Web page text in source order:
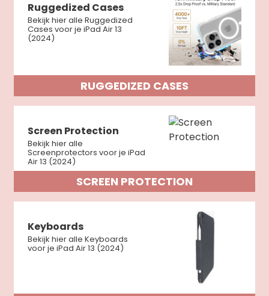
Ruggedized Cases
Bekijk hier alle Ruggedized
Cases voor je iPad Air 13
(2024)
RUGGEDIZED CASES
Screen Protection
Bekijk hier alle
Screenprotectors voor je iPad
Air 13 (2024)
SCREEN PROTECTION
Keyboards
Bekijk hier alle Keyboards
voor je iPad Air 13 (2024)